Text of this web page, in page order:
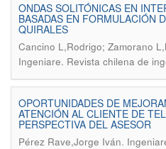
ONDAS SOLITÓNICAS EN
BASADAS EN FORMULACIÓN
QUIRALES
Cancino L,Rodrigo; Zamorano
Ingeniare. Revista chilena de
OPORTUNIDADES DE
ATENCIÓN AL CLIENTE DE
PERSPECTIVA DEL ASESOR
Pérez Rave,Jorge Iván.